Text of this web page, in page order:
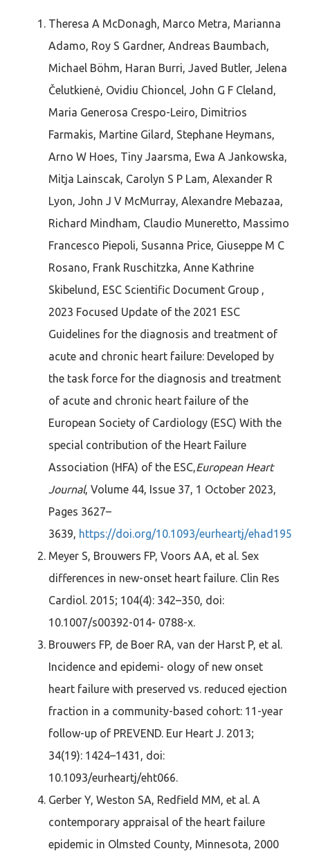
Theresa A McDonagh, Marco Metra, Marianna
Adamo, Roy S Gardner, Andreas Baumbach,
Michael Böhm, Haran Burri, Javed Butler, Jelena
Čelutkienė, Ovidiu Chioncel, John G F Cleland,
Maria Generosa Crespo-Leiro, Dimitrios
Farmakis, Martine Gilard, Stephane Heymans,
Arno W Hoes, Tiny Jaarsma, Ewa A Jankowska,
Mitja Lainscak, Carolyn S P Lam, Alexander R
Lyon, John J V McMurray, Alexandre Mebazaa,
Richard Mindham, Claudio Muneretto, Massimo
Francesco Piepoli, Susanna Price, Giuseppe M C
Rosano, Frank Ruschitzka, Anne Kathrine
Skibelund, ESC Scientific Document Group ,
2023 Focused Update of the 2021 ESC
Guidelines for the diagnosis and treatment of
acute and chronic heart failure: Developed by
the task force for the diagnosis and treatment
of acute and chronic heart failure of the
European Society of Cardiology (ESC) With the
special contribution of the Heart Failure
Association (HFA) of the ESC,European Heart
Journal, Volume 44, Issue 37, 1 October 2023,
Pages 3627–
3639, https://doi.org/10.1093/eurheartj/ehad195
Meyer S, Brouwers FP, Voors AA, et al. Sex
differences in new-onset heart failure. Clin Res
Cardiol. 2015; 104(4): 342–350, doi:
10.1007/s00392-014- 0788-x.
Brouwers FP, de Boer RA, van der Harst P, et al.
Incidence and epidemi- ology of new onset
heart failure with preserved vs. reduced ejection
fraction in a community-based cohort: 11-year
follow-up of PREVEND. Eur Heart J. 2013;
34(19): 1424–1431, doi:
10.1093/eurheartj/eht066.
Gerber Y, Weston SA, Redfield MM, et al. A
contemporary appraisal of the heart failure
epidemic in Olmsted County, Minnesota, 2000